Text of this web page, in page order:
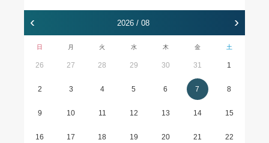
‹ 2026 / 08 ›
日 月 火 水 木 金 土
26 27 28 29 30 31 1
2 3 4 5 6 7 8
9 10 11 12 13 14 15
16 17 18 19 20 21 22